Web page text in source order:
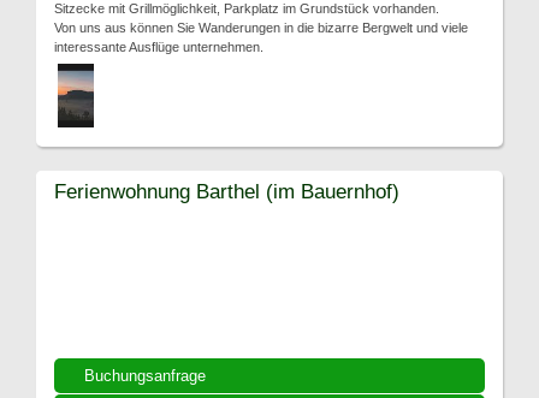
Sitzecke mit Grillmöglichkeit, Parkplatz im Grundstück vorhanden.
Von uns aus können Sie Wanderungen in die bizarre Bergwelt und viele
interessante Ausflüge unternehmen.
Buchungsanfrage
Ferienwohnung Barthel (im Bauernhof)